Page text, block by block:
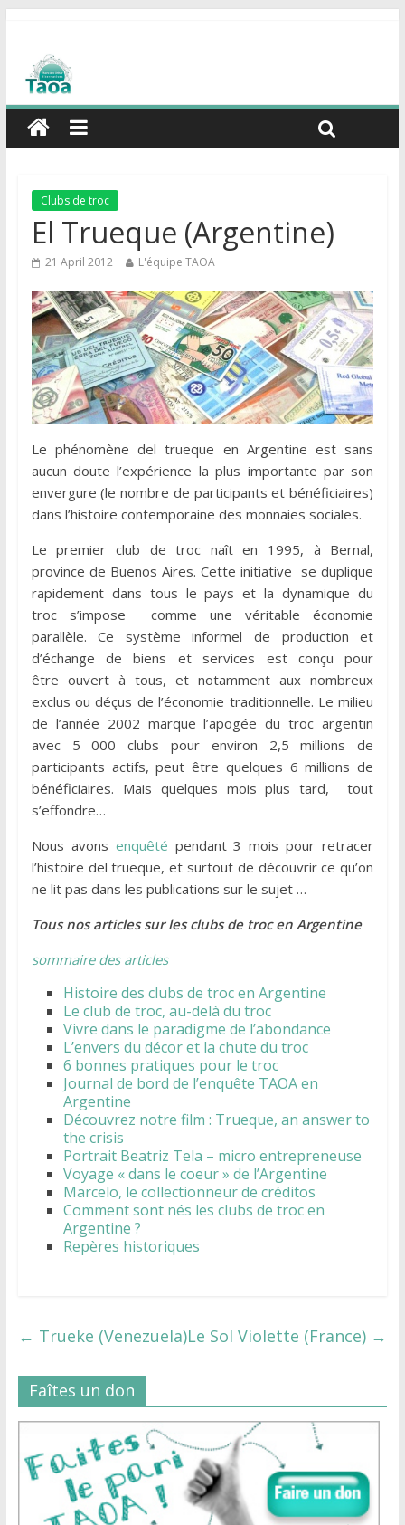
Clubs de troc
El Trueque (Argentine)
21 April 2012 L'équipe TAOA
Le phénomène del trueque en Argentine est sans
aucun doute l’expérience la plus importante par son
envergure (le nombre de participants et bénéficiaires)
dans l’histoire contemporaine des monnaies sociales.
Le premier club de troc naît en 1995, à Bernal,
province de Buenos Aires. Cette initiative se duplique
rapidement dans tous le pays et la dynamique du
troc s’impose comme une véritable économie
parallèle. Ce système informel de production et
d’échange de biens et services est conçu pour
être ouvert à tous, et notamment aux nombreux
exclus ou déçus de l’économie traditionnelle. Le milieu
de l’année 2002 marque l’apogée du troc argentin
avec 5 000 clubs pour environ 2,5 millions de
participants actifs, peut être quelques 6 millions de
bénéficiaires. Mais quelques mois plus tard, tout
s’effondre…
Nous avons enquêté pendant 3 mois pour retracer
l’histoire del trueque, et surtout de découvrir ce qu’on
ne lit pas dans les publications sur le sujet …
Tous nos articles sur les clubs de troc en Argentine
sommaire des articles
Histoire des clubs de troc en Argentine
Le club de troc, au-delà du troc
Vivre dans le paradigme de l’abondance
L’envers du décor et la chute du troc
6 bonnes pratiques pour le troc
Journal de bord de l’enquête TAOA en
Argentine
Découvrez notre film : Trueque, an answer to
the crisis
Portrait Beatriz Tela – micro entrepreneuse
Voyage « dans le coeur » de l’Argentine
Marcelo, le collectionneur de créditos
Comment sont nés les clubs de troc en
Argentine ?
Repères historiques
← Trueke (Venezuela)Le Sol Violette (France) →
Faîtes un don